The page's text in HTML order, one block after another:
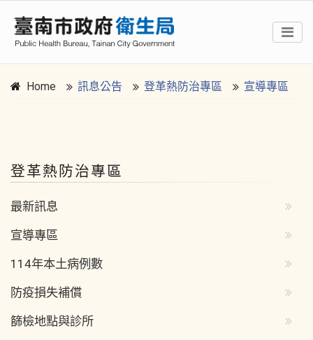
Home 訊息公告 登革熱防治專區 宣導專區
登革熱防治專區
最新訊息
宣導專區
114年本土病例數
防疫損失補償
篩檢地點與診所